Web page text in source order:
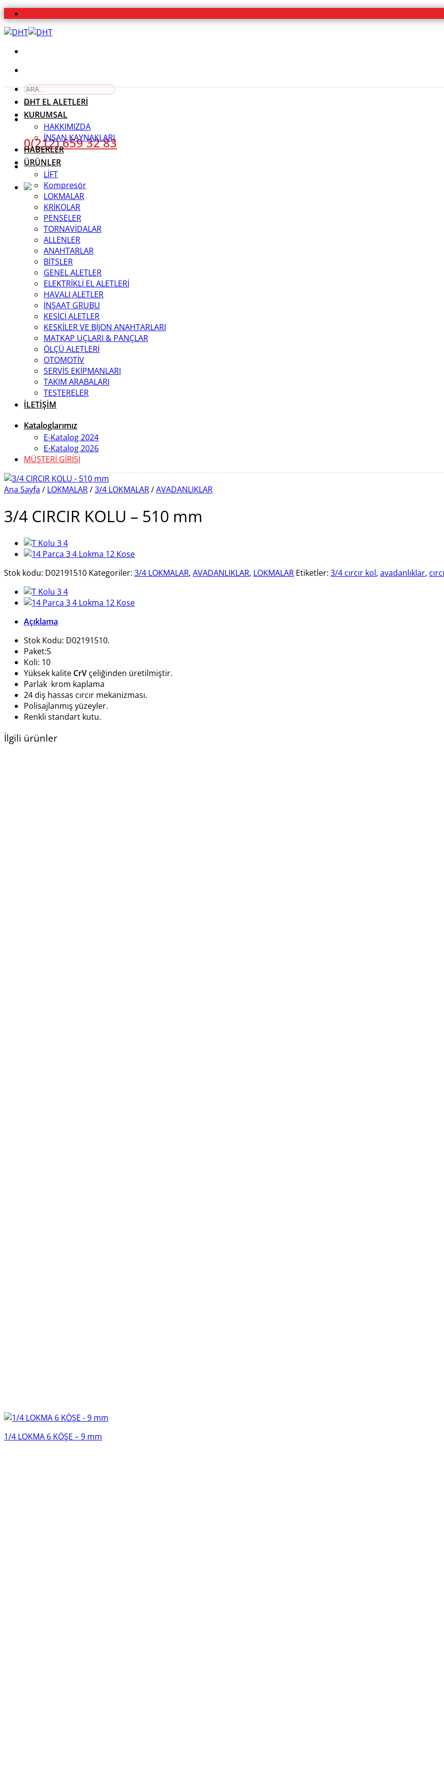
İçeriğe
atla
Ara:
0(212) 659 32 83
DHT EL ALETLERİ
KURUMSAL
HAKKIMIZDA
İNSAN KAYNAKLARI
HABERLER
ÜRÜNLER
LİFT
Kompresör
LOKMALAR
KRİKOLAR
PENSELER
TORNAVİDALAR
ALLENLER
ANAHTARLAR
BİTSLER
GENEL ALETLER
ELEKTRİKLİ EL ALETLERİ
HAVALI ALETLER
İNŞAAT GRUBU
KESİCİ ALETLER
KESKİLER VE BİJON ANAHTARLARI
MATKAP UÇLARI & PANÇLAR
ÖLÇÜ ALETLERİ
OTOMOTİV
SERVİS EKİPMANLARI
TAKIM ARABALARI
TESTERELER
İLETİŞİM
Kataloglarımız
E-Katalog 2024
E-Katalog 2026
MÜŞTERİ GİRİŞİ
Ana Sayfa / LOKMALAR/3/4 LOKMALAR/AVADANLIKLAR
3/4 CIRCIR KOLU – 510 mm
Stok kodu: D02191510 Kategoriler: 3/4 LOKMALAR, AVADANLIKLAR, LOKMALAR Etiketler: 3/4 cırcır kol, avadanlıklar,
Açıklama
Stok Kodu: D02191510.
Paket:5
Koli: 10
Yüksek kalite CrV çeliğinden üretilmiştir.
Parlak krom kaplama
24 diş hassas cırcır mekanizması.
Polisajlanmış yüzeyler.
Renkli standart kutu.
İlgili ürünler
1/4 LOKMA 6 KÖŞE – 9 mm